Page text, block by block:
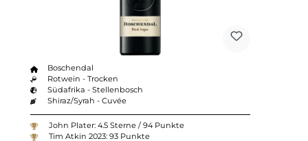
Boschendal
Rotwein - Trocken
Südafrika - Stellenbosch
Shiraz/Syrah - Cuvée
John Plater: 4.5 Sterne / 94 Punkte
Tim Atkin 2023: 93 Punkte